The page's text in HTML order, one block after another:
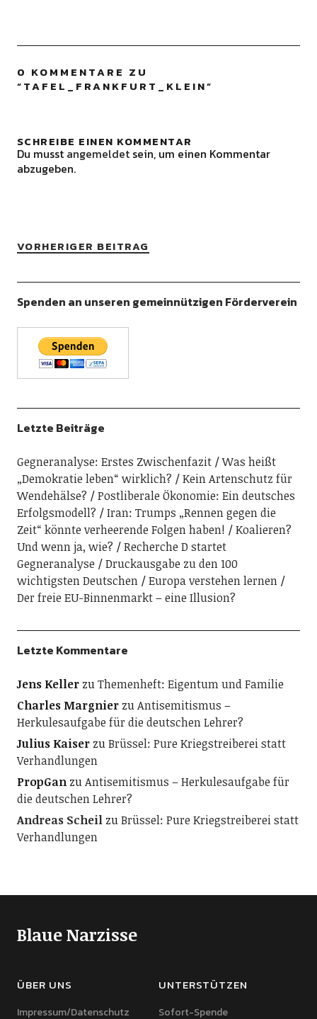
0 KOMMENTARE ZU
“TAFEL_FRANKFURT_KLEIN”
SCHREIBE EINEN KOMMENTAR
Du musst angemeldetsein, um einen Kommentar
abzugeben.
VORHERIGER BEITRAG
Spenden an unseren gemeinnützigen Förderverein
Letzte Beiträge
Gegneranalyse: Erstes Zwischenfazit
Was heißt
„Demokratie leben“ wirklich?
Kein Artenschutz für
Wendehälse?
Postliberale Ökonomie: Ein deutsches
Erfolgsmodell?
Iran: Trumps „Rennen gegen die
Zeit“ könnte verheerende Folgen haben!
Koalieren?
Und wenn ja, wie?
Recherche D startet
Gegneranalyse
Druckausgabe zu den 100
wichtigsten Deutschen
Europa verstehen lernen
Der freie EU-Binnenmarkt – eine Illusion?
Letzte Kommentare
Jens KellerzuThemenheft: Eigentum und Familie
Charles MargnierzuAntisemitismus –
Herkulesaufgabe für die deutschen Lehrer?
Julius KaiserzuBrüssel: Pure Kriegstreiberei statt
Verhandlungen
PropGanzuAntisemitismus – Herkulesaufgabe für
die deutschen Lehrer?
Andreas ScheilzuBrüssel: Pure Kriegstreiberei statt
Verhandlungen
Blaue Narzisse
ÜBER UNS
Impressum/Datenschutz
UNTERSTÜTZEN
Sofort-Spende